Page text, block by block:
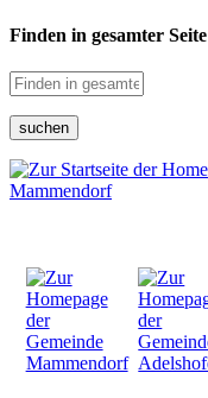
Finden in gesamter Seite
suchen